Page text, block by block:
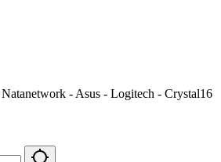
- Asus - Logitech - Crystal16